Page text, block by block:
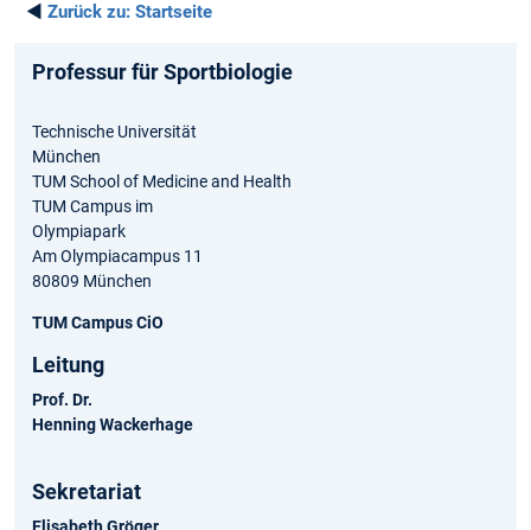
◄ Zurück zu: Startseite
Professur für Sportbiologie
Technische Universität
München
TUM School of Medicine and Health
TUM Campus im
Olympiapark
Am Olympiacampus 11
80809 München
TUM Campus CiO
Leitung
Prof. Dr.
Henning Wackerhage
Sekretariat